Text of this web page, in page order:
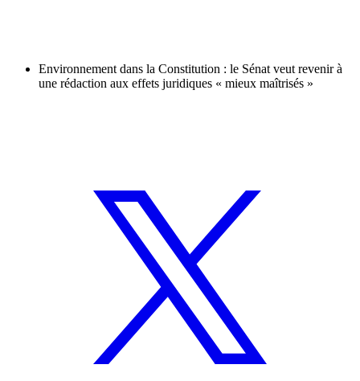
Environnement dans la Constitution : le Sénat veut revenir à
une rédaction aux effets juridiques « mieux maîtrisés »